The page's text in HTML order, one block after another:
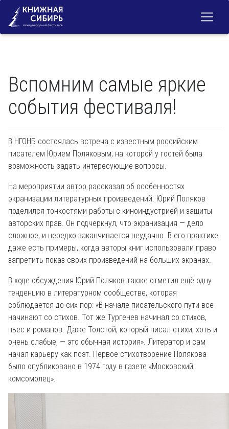
Вспомним самые яркие
события фестиваля!
В НГОНБ состоялась встреча с известным российским
писателем Юрием Поляковым, на которой у гостей была
возможность задать интересующие вопросы.
На мероприятии автор рассказал об особенностях
экранизации литературных произведений. Юрий Поляков
поделился тонкостями работы с киноиндустрией и защиты
авторских прав. Он подчеркнул, что экранизация — дело
сложное, и нередко заканчивается неудачно. В его практике
даже есть примеры, когда авторы книг использовали право
запретить показ своих произведений на больших экранах.
В ходе обсуждения Юрий Поляков также отметил ещё одну
тенденцию в литературном сообществе, которая
соблюдается до сих пор: «В начале писательского пути все
начинают со стихов. Тот же Тургенев начинал со стихов,
пьес и романов. Даже Толстой, который писал стихи, хоть и
очень слабые, — это обычная история». Литератор и сам
начал карьеру как поэт. Первое стихотворение Полякова
было опубликовано в 1974 году в газете «Московский
комсомолец».